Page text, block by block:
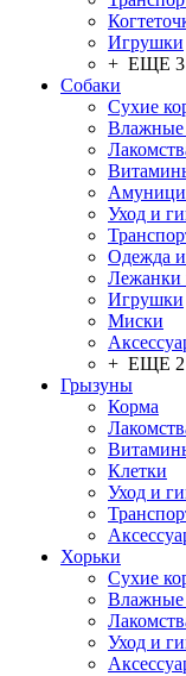
Игрушки
+ ЕЩЕ 3
Собаки
Сухие
Влажные
Уход и
Одежда и
Лежанки
Игрушки
Миски
+ ЕЩЕ 2
Грызуны
Корма
Клетки
Уход и
Хорьки
Сухие
Влажные
Уход и